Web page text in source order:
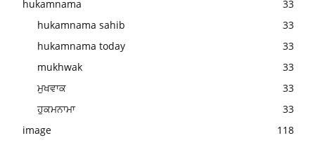
hukamnama
33
hukamnama sahib
33
hukamnama today
33
mukhwak
33
ਮੁਖਵਾਕ
33
ਹੁਕਮਨਾਮਾ
33
image
118